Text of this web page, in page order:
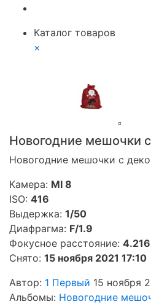
Каталог товаров
×
Новогодние мешочки
Новогодние мешочки с
Камера: MI 8
ISO: 416
Выдержка: 1/50
Диафрагма: F/1.9
Фокусное расстояние: 4.216
Снято: 15 ноября 2021 17:10
Автор: 1 Первый 15 ноября
Альбомы: Новогодние